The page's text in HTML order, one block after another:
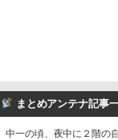
まとめアンテナ記事
中一の頃、夜中に２階の